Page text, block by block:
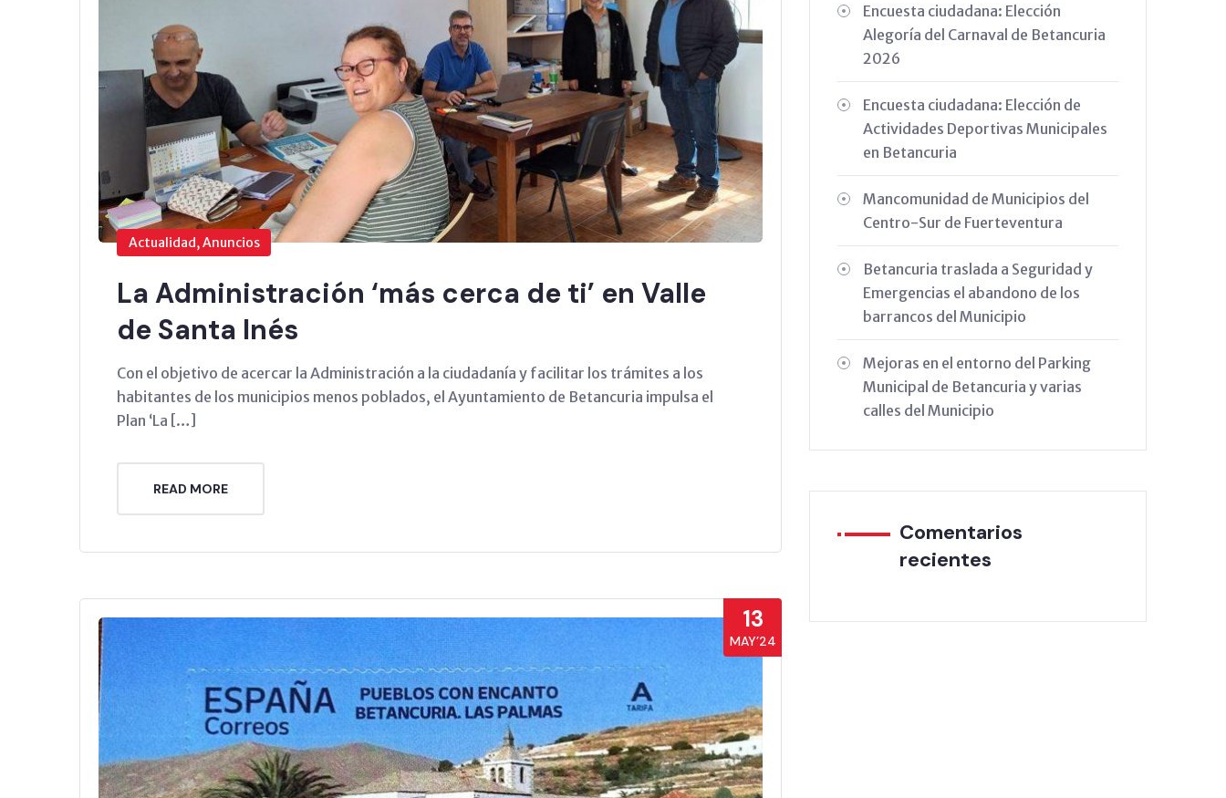
Actualidad, Anuncios
La Administración ‘más cerca de ti’ en Valle
de Santa Inés
Con el objetivo de acercar la Administración a la ciudadanía y facilitar los trámites a los
habitantes de los municipios menos poblados, el Ayuntamiento de Betancuria impulsa el
Plan ‘La […]
READ MORE
13
MAY’24
Encuesta ciudadana: Elección
Alegoría del Carnaval de Betancuria
2026
Encuesta ciudadana: Elección de
Actividades Deportivas Municipales
en Betancuria
Mancomunidad de Municipios del
Centro-Sur de Fuerteventura
Betancuria traslada a Seguridad y
Emergencias el abandono de los
barrancos del Municipio
Mejoras en el entorno del Parking
Municipal de Betancuria y varias
calles del Municipio
Comentarios
recientes